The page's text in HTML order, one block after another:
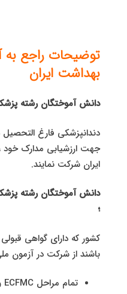
توضیحات راجع به
بهداشت ایران
دانش آموختگان رشته
دندانپزشکی فارغ التحصیل
جهت ارزشیابی مدارک خود
ایران شرکت نمایند.
دانش آموختگان رشته
؛
کشور که دارای گواهی
باشند از شرکت در آزمون
تمام مراحل ECFMC و یا USMLE کشور آمریکا.